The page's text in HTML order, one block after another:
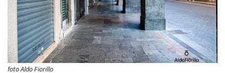
foto Aldo Fiorillo